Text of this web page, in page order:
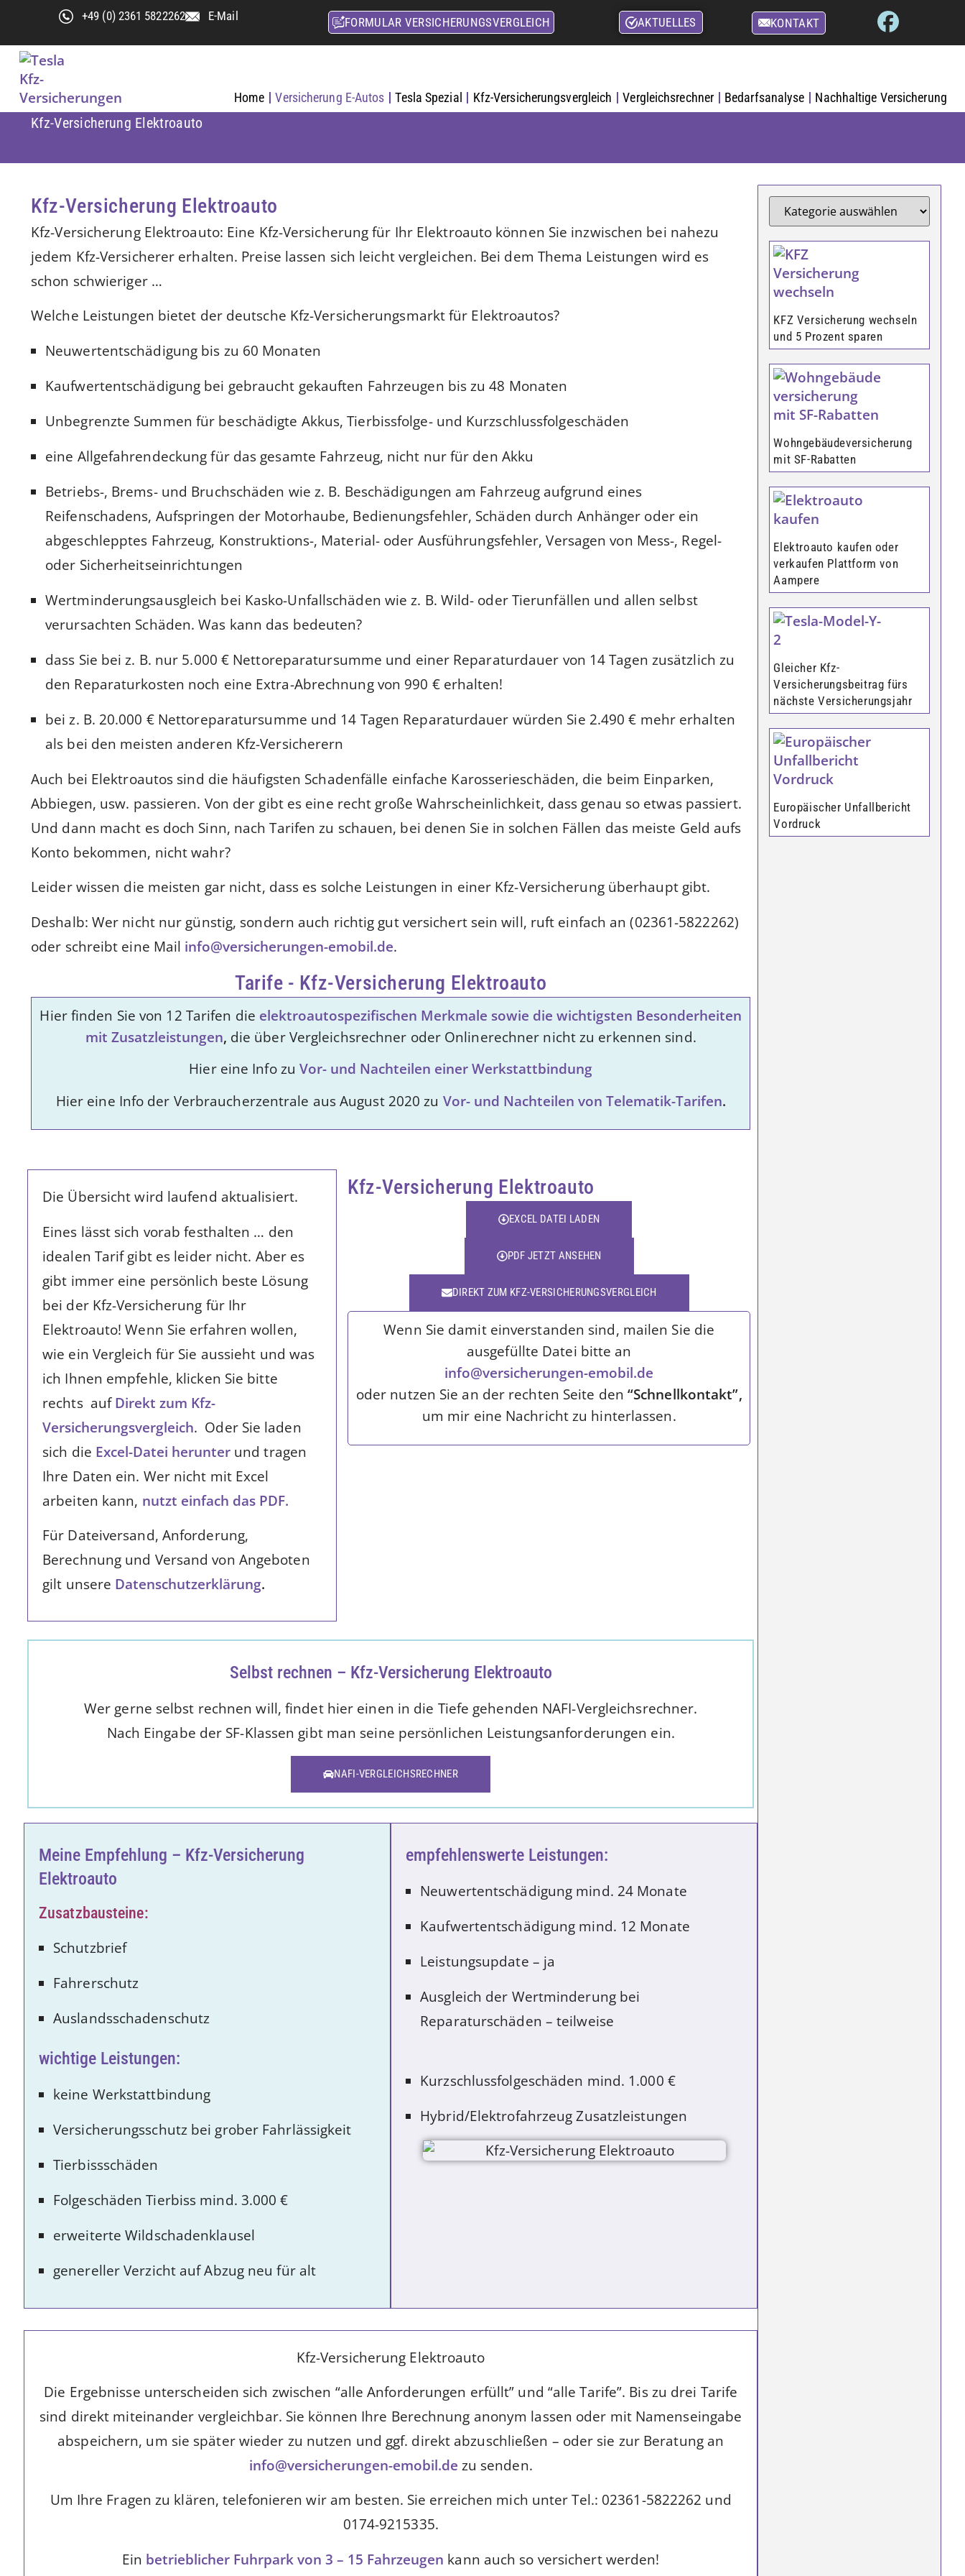
+49 (0) 2361 5822262 E-Mail FORMULAR VERSICHERUNGSVERGLEICH AKTUELLES KONTAKT
Home Versicherung E-Autos Tesla Spezial Kfz-Versicherungsvergleich Vergleichsrechner Bedarfsanalyse Nachhaltige Versicherung
Kfz-Versicherung Elektroauto
Kfz-Versicherung Elektroauto
Kfz-Versicherung Elektroauto: Eine Kfz-Versicherung für Ihr Elektroauto können Sie inzwischen bei nahezu
jedem Kfz-Versicherer erhalten. Preise lassen sich leicht vergleichen. Bei dem Thema Leistungen wird es
schon schwieriger …
Welche Leistungen bietet der deutsche Kfz-Versicherungsmarkt für Elektroautos?
Neuwertentschädigung bis zu 60 Monaten
Kaufwertentschädigung bei gebraucht gekauften Fahrzeugen bis zu 48 Monaten
Unbegrenzte Summen für beschädigte Akkus, Tierbissfolge- und Kurzschlussfolgeschäden
eine Allgefahrendeckung für das gesamte Fahrzeug, nicht nur für den Akku
Betriebs-, Brems- und Bruchschäden wie z. B. Beschädigungen am Fahrzeug aufgrund eines
Reifenschadens, Aufspringen der Motorhaube, Bedienungsfehler, Schäden durch Anhänger oder ein
abgeschlepptes Fahrzeug, Konstruktions-, Material- oder Ausführungsfehler, Versagen von Mess-, Regel-
oder Sicherheitseinrichtungen
Wertminderungsausgleich bei Kasko-Unfallschäden wie z. B. Wild- oder Tierunfällen und allen selbst
verursachten Schäden. Was kann das bedeuten?
dass Sie bei z. B. nur 5.000 € Nettoreparatursumme und einer Reparaturdauer von 14 Tagen zusätzlich zu
den Reparaturkosten noch eine Extra-Abrechnung von 990 € erhalten!
bei z. B. 20.000 € Nettoreparatursumme und 14 Tagen Reparaturdauer würden Sie 2.490 € mehr erhalten
als bei den meisten anderen Kfz-Versicherern
Auch bei Elektroautos sind die häufigsten Schadenfälle einfache Karosserieschäden, die beim Einparken,
Abbiegen, usw. passieren. Von der gibt es eine recht große Wahrscheinlichkeit, dass genau so etwas passiert.
Und dann macht es doch Sinn, nach Tarifen zu schauen, bei denen Sie in solchen Fällen das meiste Geld aufs
Konto bekommen, nicht wahr?
Leider wissen die meisten gar nicht, dass es solche Leistungen in einer Kfz-Versicherung überhaupt gibt.
Deshalb: Wer nicht nur günstig, sondern auch richtig gut versichert sein will, ruft einfach an (02361-5822262)
oder schreibt eine Mail info@versicherungen-emobil.de.
Tarife - Kfz-Versicherung Elektroauto
Hier finden Sie von 12 Tarifen die elektroautospezifischen Merkmale sowie die wichtigsten Besonderheiten
mit Zusatzleistungen, die über Vergleichsrechner oder Onlinerechner nicht zu erkennen sind.
Hier eine Info zuVor- und Nachteilen einer Werkstattbindung
Hier eine Info der Verbraucherzentrale aus August 2020 zu Vor- und Nachteilen von Telematik-Tarifen.
Die Übersicht wird laufend aktualisiert.
Eines lässt sich vorab festhalten … den
idealen Tarif gibt es leider nicht. Aber es
gibt immer eine persönlich beste Lösung
bei der Kfz-Versicherung für Ihr
Elektroauto! Wenn Sie erfahren wollen,
wie ein Vergleich für Sie aussieht und was
ich Ihnen empfehle, klicken Sie bitte
rechts aufDirekt zum Kfz-
Versicherungsvergleich. Oder Sie laden
sich die Excel-Datei herunterund tragen
Ihre Daten ein. Wer nicht mit Excel
arbeiten kann, nutzt einfach das PDF.
Für Dateiversand, Anforderung,
Berechnung und Versand von Angeboten
gilt unsere Datenschutzerklärung.
Kfz-Versicherung Elektroauto
EXCEL DATEI LADEN
PDF JETZT ANSEHEN
DIREKT ZUM KFZ-VERSICHERUNGSVERGLEICH
Wenn Sie damit einverstanden sind, mailen Sie die
ausgefüllte Datei bitte an
info@versicherungen-emobil.de
oder nutzen Sie an der rechten Seite den “Schnellkontakt”,
um mir eine Nachricht zu hinterlassen.
Selbst rechnen – Kfz-Versicherung Elektroauto
Wer gerne selbst rechnen will, findet hier einen in die Tiefe gehenden NAFI-Vergleichsrechner.
Nach Eingabe der SF-Klassen gibt man seine persönlichen Leistungsanforderungen ein.
NAFI-VERGLEICHSRECHNER
Meine Empfehlung – Kfz-Versicherung
Elektroauto
Zusatzbausteine:
Schutzbrief
Fahrerschutz
Auslandsschadenschutz
wichtige Leistungen:
keine Werkstattbindung
Versicherungsschutz bei grober Fahrlässigkeit
Tierbissschäden
Folgeschäden Tierbiss mind. 3.000 €
erweiterte Wildschadenklausel
genereller Verzicht auf Abzug neu für alt
empfehlenswerte Leistungen:
Neuwertentschädigung mind. 24 Monate
Kaufwertentschädigung mind. 12 Monate
Leistungsupdate – ja
Ausgleich der Wertminderung bei
Reparaturschäden – teilweise
Kurzschlussfolgeschäden mind. 1.000 €
Hybrid/Elektrofahrzeug Zusatzleistungen
Kfz-Versicherung Elektroauto
Die Ergebnisse unterscheiden sich zwischen “alle Anforderungen erfüllt” und “alle Tarife”. Bis zu drei Tarife
sind direkt miteinander vergleichbar. Sie können Ihre Berechnung anonym lassen oder mit Namenseingabe
abspeichern, um sie später wieder zu nutzen und ggf. direkt abzuschließen – oder sie zur Beratung an
info@versicherungen-emobil.de zu senden.
Um Ihre Fragen zu klären, telefonieren wir am besten. Sie erreichen mich unter Tel.: 02361-5822262 und
0174-9215335.
Ein betrieblicher Fuhrpark von 3 – 15 Fahrzeugen kann auch so versichert werden!
KFZ Versicherung wechseln
und 5 Prozent sparen
Wohngebäudeversicherung
mit SF-Rabatten
Elektroauto kaufen oder
verkaufen Plattform von
Aampere
Gleicher Kfz-
Versicherungsbeitrag fürs
nächste Versicherungsjahr
Europäischer Unfallbericht
Vordruck